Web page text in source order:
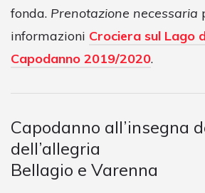
fonda. Prenotazione necessaria
informazioni Crociera sul Lago
Capodanno 2019/2020.
Capodanno all’insegna
dell’allegria
Bellagio e Varenna